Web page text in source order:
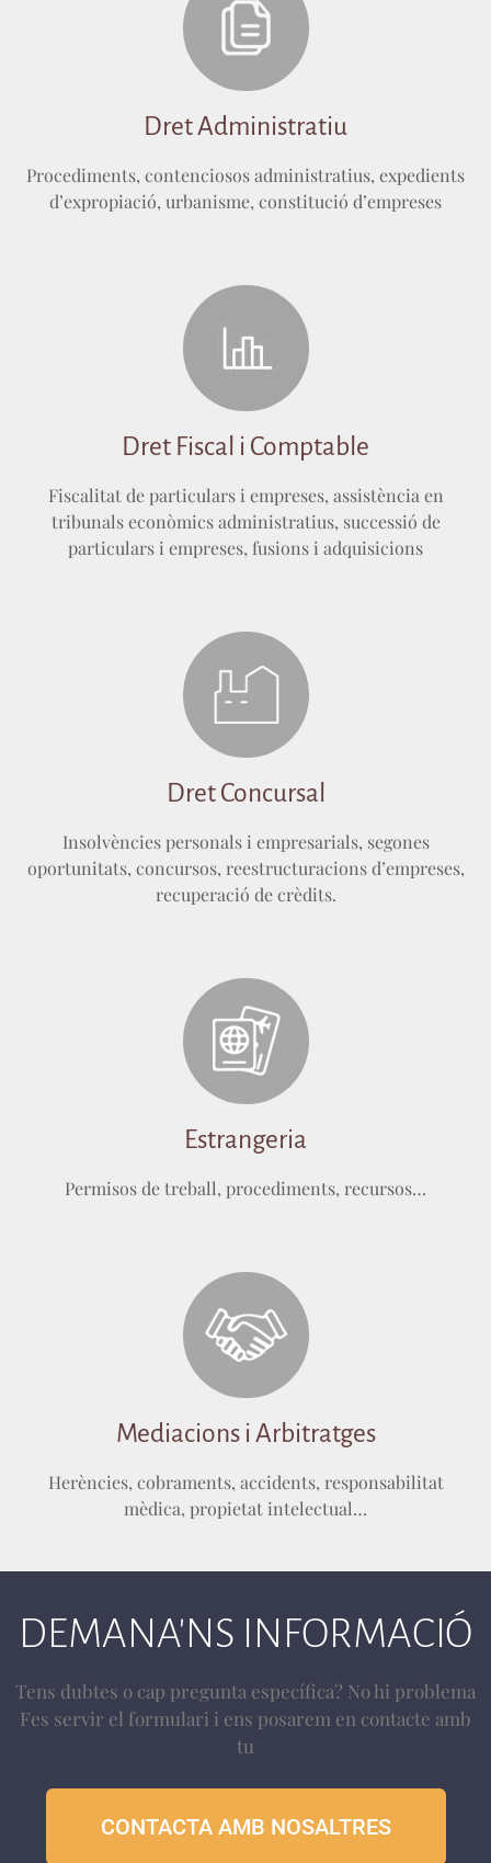
Dret Administratiu
Procediments, contenciosos administratius, expedients
d’expropiació, urbanisme, constitució d’empreses
Dret Fiscal i Comptable
Fiscalitat de particulars i empreses, assistència en
tribunals econòmics administratius, successió de
particulars i empreses, fusions i adquisicions
Dret Concursal
Insolvències personals i empresarials, segones
oportunitats, concursos, reestructuracions d’empreses,
recuperació de crèdits.
Estrangeria
Permisos de treball, procediments, recursos…
Mediacions i Arbitratges
Herències, cobraments, accidents, responsabilitat
mèdica, propietat intelectual…
DEMANA'NS INFORMACIÓ
Tens dubtes o cap pregunta específica? No hi problema
Fes servir el formulari i ens posarem en contacte amb
tu
CONTACTA AMB NOSALTRES